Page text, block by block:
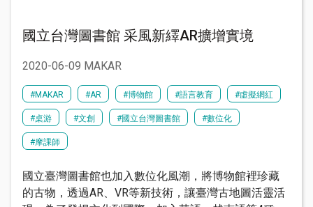
國立台灣圖書館 采風新繹AR擴增實境
2020-06-09 MAKAR
#MAKAR #AR #博物館 #語言教育 #虛擬網紅
#桌游 #文創 #國立台灣圖書館 #數位化
#摩課師
國立臺灣圖書館也加入數位化風潮，將博物館裡珍藏
的古物，透過AR、VR等新技術，讓臺灣古地圖活靈活